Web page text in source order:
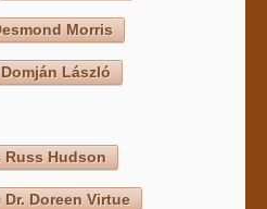
Morris
Domján László
Russ Hudson
Dr. Doreen Virtue